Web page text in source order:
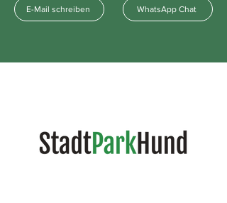
E-Mail schreiben WhatsApp Chat